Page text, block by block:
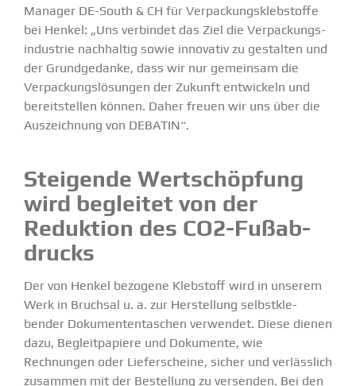
Manager DE-South & CH für Verpa­ckungs­kleb­stoffe
bei Henkel: „Uns verbindet das Ziel die Verpa­ckungs­
in­dustrie nachhaltig sowie innovativ zu gestalten und
der Grund­ge­danke, dass wir nur gemeinsam die
Verpa­ckungs­lö­sungen der Zukunft entwi­ckeln und
bereit­stellen können. Daher freuen wir uns über die
Auszeichnung von DEBATIN“.
Steigende Wertschöpfung
wird begleitet von der
Reduktion des CO2-Fußab­
drucks
Der von Henkel bezogene Klebstoff wird in unserem
Werk in Bruchsal u. a. zur Herstellung selbst­kle­
bender Dokumen­ten­ta­schen verwendet. Diese dienen
dazu, Begleit­pa­piere und Dokumente, wie
Rechnungen oder Liefer­scheine, sicher und verlässlich
zusammen mit der Bestellung zu versenden. Bei den